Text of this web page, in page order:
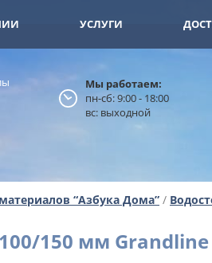
УСЛУГИ
Мы работаем:
пн-сб: 9:00 - 18:00
вс: выходной
“Азбука Дома” /
150 мм Grandline